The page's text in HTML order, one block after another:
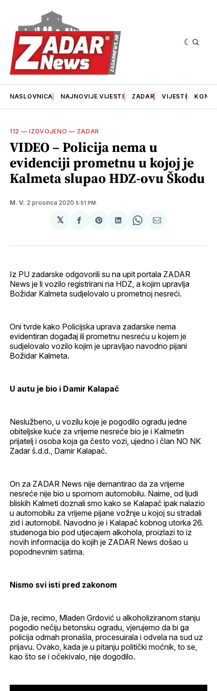
NASLOVNICA NAJNOVIJE VIJESTI ZADAR VIJESTI
112 —IZDVOJENO — ZADAR
VIDEO – Policija nema u
evidenciji prometnu u kojoj je
Kalmeta slupao HDZ-ovu Škodu
M. V. 2 prosinca 2020 5:51 PM.
𝕏
podijeliSharepodijeliSharepodijeli
Iz PU zadarske odgovorili su na upit portala ZADAR
News je li vozilo registrirani na HDZ, a kojim upravlja
Božidar Kalmeta sudjelovalo u prometnoj nesreći.
Oni tvrde kako Policijska uprava zadarske nema
evidentiran događaj ili prometnu nesreću u kojem je
sudjelovalo vozilo kojim je upravljao navodno pijani
Božidar Kalmeta.
U autu je bio i Damir Kalapač
Neslužbeno, u vozilu koje je pogodilo ogradu jedne
obiteljske kuće za vrijeme nesreće bio je i Kalmetin
prijatelj i osoba koja ga često vozi, ujedno i član NO NK
Zadar š.d.d., Damir Kalapač.
On za ZADAR News nije demantirao da za vrijeme
nesreće nije bio u spornom automobilu. Naime, od ljudi
bliskih Kalmeti doznali smo kako se Kalapač ipak nalazio
u automobilu za vrijeme pijane vožnje u kojoj su stradali
zid i automobil. Navodno je i Kalapač kobnog utorka 26.
studenoga bio pod utjecajem alkohola, proizlazi to iz
novih informacija do kojih je ZADAR News došao u
popodnevnim satima.
Nismo svi isti pred zakonom
Da je, recimo, Mladen Grdović u alkoholiziranom stanju
pogodio nečiju betonsku ogradu, vjerujemo da bi ga
policija odmah pronašla, procesuirala i odvela na sud uz
prijavu. Ovako, kada je u pitanju politički moćnik, to se,
kao što se i očekivalo, nije dogodilo.